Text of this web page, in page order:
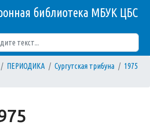
библиотека МБУК ЦБС
ПЕРИОДИКА Сургутская трибуна
1975